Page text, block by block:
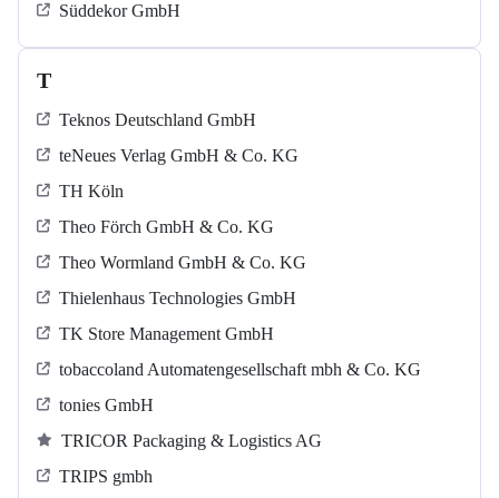
Süddekor GmbH
T
Teknos Deutschland GmbH
teNeues Verlag GmbH & Co. KG
TH Köln
Theo Förch GmbH & Co. KG
Theo Wormland GmbH & Co. KG
Thielenhaus Technologies GmbH
TK Store Management GmbH
tobaccoland Automatengesellschaft mbh & Co. KG
tonies GmbH
TRICOR Packaging & Logistics AG
TRIPS gmbh